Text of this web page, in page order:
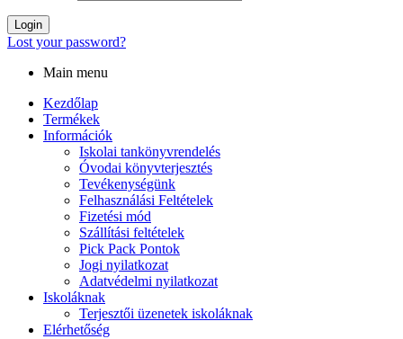
Login
Lost your password?
Main menu
Kezdőlap
Termékek
Információk
Iskolai tankönyvrendelés
Óvodai könyvterjesztés
Tevékenységünk
Felhasználási Feltételek
Fizetési mód
Szállítási feltételek
Pick Pack Pontok
Jogi nyilatkozat
Adatvédelmi nyilatkozat
Iskoláknak
Terjesztői üzenetek iskoláknak
Elérhetőség